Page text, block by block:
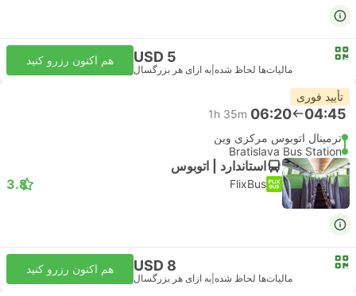
USD 5
مالیات‌ها لحاظ شده به ازای هر بزرگسال
هم اکنون رزرو کنید
تأیید فوری
04:45
06:20
1h 35m
ترمینال اتوبوس مرکزی وین
Bratislava Bus Station
استاندارد | اتوبوس
FlixBus
3.8
USD 8
مالیات‌ها لحاظ شده به ازای هر بزرگسال
هم اکنون رزرو کنید